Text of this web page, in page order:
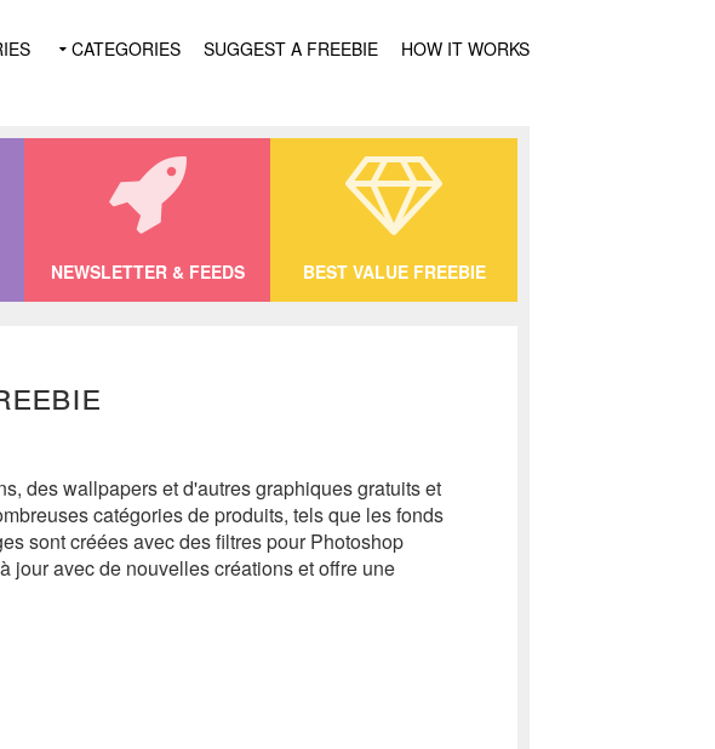
CATEGORIES SUGGEST A FREEBIE HOW IT WORKS
NEWSLETTER & FEEDS BEST VALUE FREEBIE
des wallpapers et d'autres graphiques gratuits et
catégories de produits, tels que les fonds
sont créées avec des filtres pour Photoshop
jour avec de nouvelles créations et offre une